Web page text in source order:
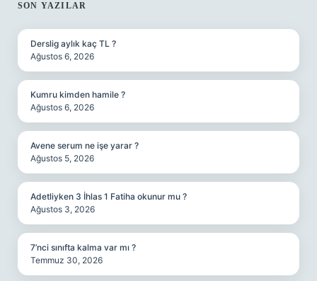
SIDEBAR
SON YAZILAR
Derslig aylık kaç TL ?
Ağustos 6, 2026
Kumru kimden hamile ?
Ağustos 6, 2026
Avene serum ne işe yarar ?
Ağustos 5, 2026
Adetliyken 3 İhlas 1 Fatiha okunur mu ?
Ağustos 3, 2026
7’nci sınıfta kalma var mı ?
Temmuz 30, 2026